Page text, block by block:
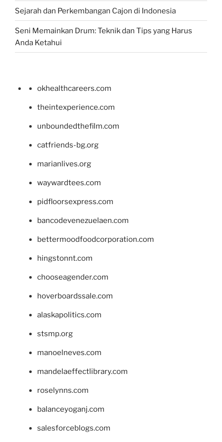
Sejarah dan Perkembangan Cajon di Indonesia
Seni Memainkan Drum: Teknik dan Tips yang Harus
Anda Ketahui
okhealthcareers.com
theintexperience.com
unboundedthefilm.com
catfriends-bg.org
marianlives.org
waywardtees.com
pidfloorsexpress.com
bancodevenezuelaen.com
bettermoodfoodcorporation.com
hingstonnt.com
chooseagender.com
hoverboardssale.com
alaskapolitics.com
stsmp.org
manoelneves.com
mandelaeffectlibrary.com
roselynns.com
balanceyoganj.com
salesforceblogs.com